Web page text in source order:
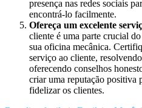
presença nas redes sociais
encontrá-lo facilmente.
Ofereça um excelente
cliente é uma parte crucial
sua oficina mecânica.
serviço ao cliente,
oferecendo conselhos
criar uma reputação positiva
fidelizar os clientes.